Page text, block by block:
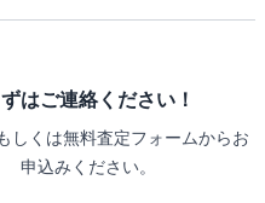
はご連絡ください！
しくは無料査定フォームからお
申込みください。